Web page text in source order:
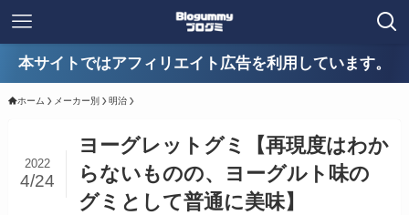
本サイトではアフィリエイト広告を利用しています。
ホーム メーカー別 明治
ヨーグレットグミ【再現度はわか
らないものの、ヨーグルト味の
グミとして普通に美味】
2022
4/24